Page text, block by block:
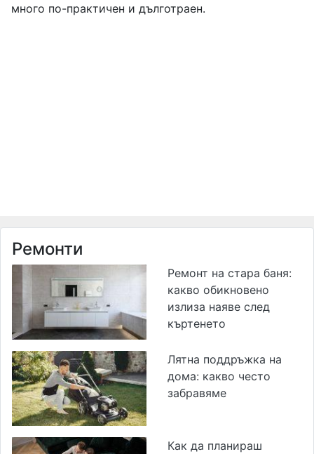
много по-практичен и дълготраен.
Ремонти
Ремонт на стара баня:
какво обикновено
излиза наяве след
къртенето
Лятна поддръжка на
дома: какво често
забравяме
Как да планираш